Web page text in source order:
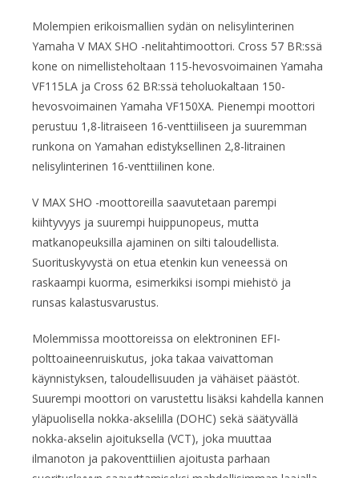
Molempien erikoismallien sydän on nelisylinterinen
Yamaha V MAX SHO -nelitahtimoottori. Cross 57 BR:ssä
kone on nimellisteholtaan 115-hevosvoimainen Yamaha
VF115LA ja Cross 62 BR:ssä teholuokaltaan 150-
hevosvoimainen Yamaha VF150XA. Pienempi moottori
perustuu 1,8-litraiseen 16-venttiiliseen ja suuremman
runkona on Yamahan edistyksellinen 2,8-litrainen
nelisylinterinen 16-venttiilinen kone.
V MAX SHO -moottoreilla saavutetaan parempi
kiihtyvyys ja suurempi huippunopeus, mutta
matkanopeuksilla ajaminen on silti taloudellista.
Suorituskyvystä on etua etenkin kun veneessä on
raskaampi kuorma, esimerkiksi isompi miehistö ja
runsas kalastusvarustus.
Molemmissa moottoreissa on elektroninen EFI-
polttoaineenruiskutus, joka takaa vaivattoman
käynnistyksen, taloudellisuuden ja vähäiset päästöt.
Suurempi moottori on varustettu lisäksi kahdella kannen
yläpuolisella nokka-akselilla (DOHC) sekä säätyvällä
nokka-akselin ajoituksella (VCT), joka muuttaa
ilmanoton ja pakoventtiilien ajoitusta parhaan